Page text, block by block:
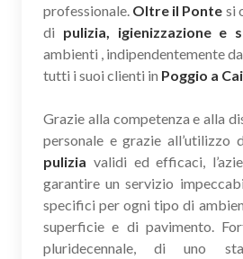
professionale. Oltre il Ponte si
di pulizia, igienizzazione e
ambienti , indipendentemente
tutti i suoi clienti in Poggio a
Grazie alla competenza e alla
personale e grazie all’utilizzo
pulizia validi ed efficaci,
garantire un servizio
specifici per ogni tipo di
superficie e di pavimento.
pluridecennale, di uno